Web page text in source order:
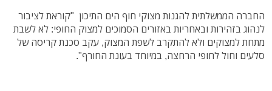
החברה הממשלתית להגנות מצוקי חוף הים התיכון "קוראת לציבור
לנהוג בזהירות ובאחריות באזורים הסמוכים למצוק החופי: לא לשבת
מתחת למצוקים ולא להתקרב לשפת המצוק, עקב סכנת קריסה של
סלעים וחול לחופי הרחצה, במיוחד בעונת החורף".